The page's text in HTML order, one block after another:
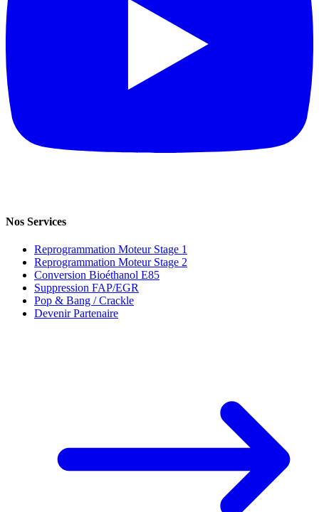
Nos Services
Reprogrammation Moteur Stage 1
Reprogrammation Moteur Stage 2
Conversion Bioéthanol E85
Suppression FAP/EGR
Pop & Bang / Crackle
Devenir Partenaire